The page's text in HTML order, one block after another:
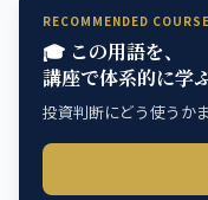
RECOMMENDED COURSE
🎓 この用語を、
講座で体系的に学
投資判断にどう使うか